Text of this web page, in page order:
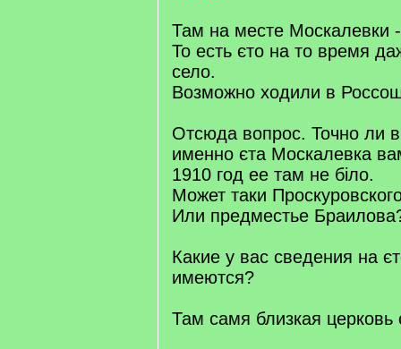
Там на месте Москалевки -
То есть єто на то время
село.
Возможно ходили в
Отсюда вопрос. Точно ли
именно єта Москалевка
1910 год ее там не біло.
Может таки
Или предместье
Какие у вас сведения на
имеются?
Там самя близкая церковь